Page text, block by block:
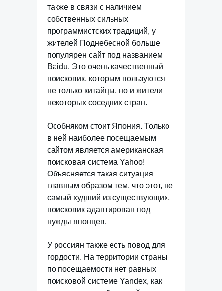
также в связи с наличием
собственных сильных
программистских традиций, у
жителей Поднебесной больше
популярен сайт под названием
Baidu. Это очень качественный
поисковик, которым пользуются
не только китайцы, но и жители
некоторых соседних стран.
Особняком стоит Япония. Только
в ней наиболее посещаемым
сайтом является американская
поисковая система Yahoo!
Объясняется такая ситуация
главным образом тем, что этот, не
самый худший из существующих,
поисковик адаптирован под
нужды японцев.
У россиян также есть повод для
гордости. На территории страны
по посещаемости нет равных
поисковой системе Yandex, как